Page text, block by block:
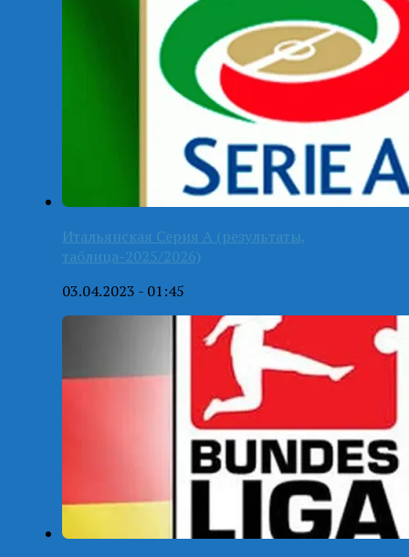
Итальянская Серия А (результаты,
таблица-2025/2026)
03.04.2023 - 01:45